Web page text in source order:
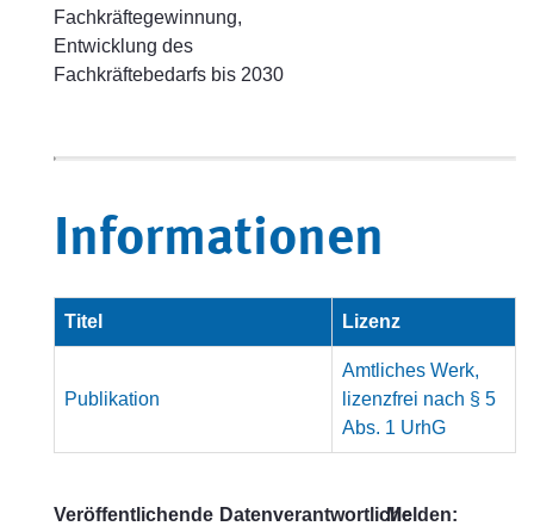
Fachkräftegewinnung,
Entwicklung des
Fachkräftebedarfs bis 2030
Informationen
Titel Lizenz
Publikation
Amtliches Werk,
lizenzfrei nach § 5
Abs. 1 UrhG
Veröffentlichende DatenverantwortlicheMelden: